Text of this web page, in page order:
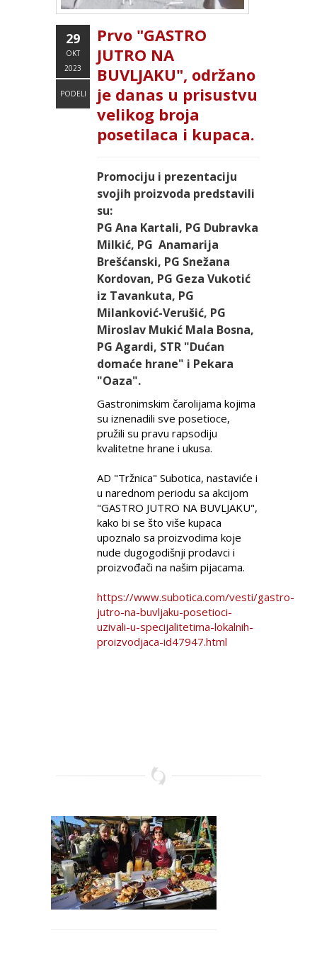
29
OKT
2023
PODELI
Prvo "GASTRO
JUTRO NA
BUVLJAKU", održano
je danas u prisustvu
velikog broja
posetilaca i kupaca.
Promociju i prezentaciju
svojih proizvoda predstavili
su:
PG Ana Kartali, PG Dubravka
Milkić, PG Anamarija
Brešćanski, PG Snežana
Kordovan, PG Geza Vukotić
iz Tavankuta, PG
Milanković-Verušić, PG
Miroslav Mukić Mala Bosna,
PG Agardi, STR "Dućan
domaće hrane" i Pekara
"Oaza".
Gastronimskim čarolijama kojima
su iznenadili sve posetioce,
pružili su pravu rapsodiju
kvalitetne hrane i ukusa.
AD "Tržnica" Subotica, nastaviće i
u narednom periodu sa akcijom
"GASTRO JUTRO NA BUVLJAKU",
kako bi se što više kupaca
upoznalo sa proizvodima koje
nude dugogodišnji prodavci i
proizvođači na našim pijacama.
https://www.subotica.com/vesti/gastro-
jutro-na-buvljaku-posetioci-
uzivali-u-specijalitetima-lokalnih-
proizvodjaca-id47947.html